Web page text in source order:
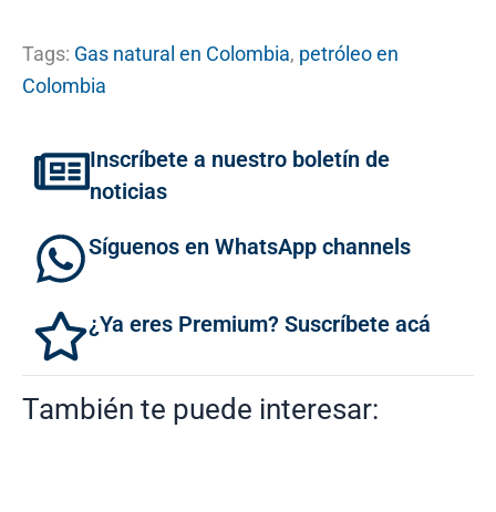
Tags: Gas natural en Colombia, petróleo en
Colombia
Inscríbete a nuestro boletín de
noticias
Síguenos en WhatsApp channels
¿Ya eres Premium? Suscríbete acá
También te puede interesar: